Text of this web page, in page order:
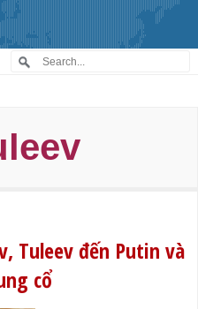
Tuleev đến Putin và
cổ